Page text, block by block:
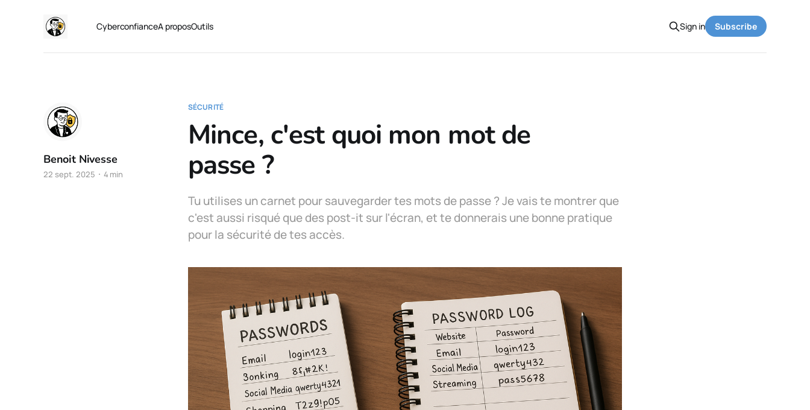
CyberconfianceA proposOutils Sign in Subscribe
SÉCURITÉ
Mince, c'est quoi mon mot de
passe ?
Tu utilises un carnet pour sauvegarder tes mots de passe ? Je vais te montrer que
c'est aussi risqué que des post-it sur l'écran, et te donnerais une bonne pratique
pour la sécurité de tes accès.
Benoit Nivesse
22 sept. 2025 4 min